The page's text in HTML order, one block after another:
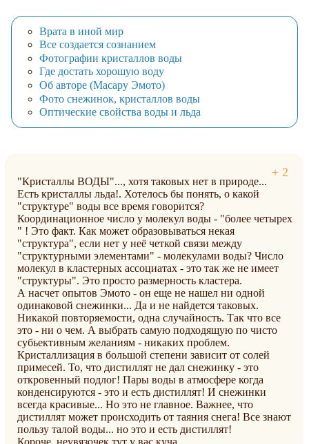
Врата в иной мир
Все создается сознанием
Фотографии кристаллов воды
Где достать хорошую воду
Об авторе (Масару Эмото)
Фото снежинок, кристаллов воды
Оптические свойства воды и льда
"Кристаллы ВОДЫ"..., хотя таковых нет в природе...
Есть кристаллы льда!. Хотелось бы понять, о какой
"структуре" воды все время говорится?
Координационное число у молекул воды - "более четырех
" ! Это факт. Как может образовываться некая
"структура", если нет у неё четкой связи между
"структурными элементами" - молекулами воды? Число
молекул в кластерных ассоциатах - это так же не имеет
"структуры". Это просто размерность кластера.
А насчет опытов Эмото - он еще не нашел ни одной
одинаковой снежинки... Да и не найдется таковых.
Никакой повторяемости, одна случайность. Так что все
это - ни о чем. А выбрать самую подходящую по чисто
субьективным желаниям - никаких проблем.
Кристаллизация в большой степени зависит от солей
примесей. То, что дистиллят не дал снежинку - это
откровенный подлог! Пары воды в атмосфере когда
конденсируются - это и есть дистиллят! И снежинки
всегда красивые... Но это не главное. Важнее, что
дистиллят может происходить от таяния снега! Все знают
пользу талой воды... но это и есть дистиллят!
Короче, неувязочек тут у вас куча...